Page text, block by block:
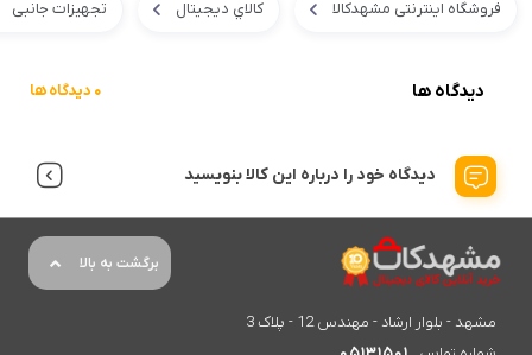
فروشگاه اینترنتی مشهدکالا کالاي ديجيتال تجهیزات جانبی
دیدگاه ها 0 دیدگاه ها
دیدگاه خود را درباره این کالا بنویسید
برگشت به بالا
مشهد - بلوار ارشاد - مهندس 12 - پلاک 3